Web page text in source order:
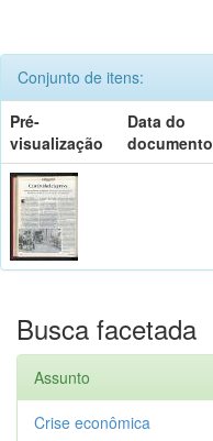
Conjunto de itens:
Pré-
visualização
Data do
documento
Busca facetada
Assunto
Crise econômica